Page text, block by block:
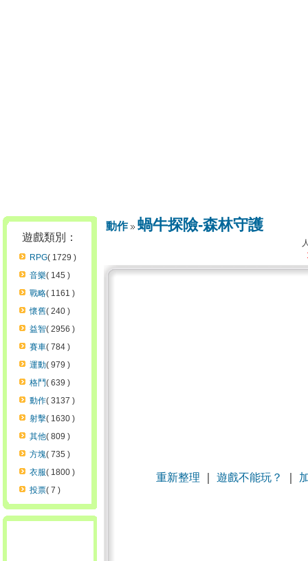
遊戲類別：
RPG( 1729 )
音樂( 145 )
戰略( 1161 )
懷舊( 240 )
益智( 2956 )
賽車( 784 )
運動( 979 )
格鬥( 639 )
動作( 3137 )
射擊( 1630 )
其他( 809 )
方塊( 735 )
衣服( 1800 )
投票( 7 )
動作 蝸牛探險-森林守護
重新整理 ｜遊戲不能玩？